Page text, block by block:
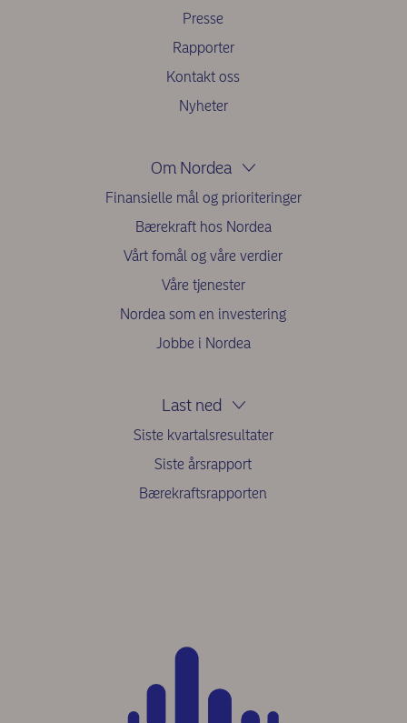
Presse
Rapporter
Kontakt oss
Nyheter
Om Nordea
Finansielle mål og prioriteringer
Bærekraft hos Nordea
Vårt fomål og våre verdier
Våre tjenester
Nordea som en investering
Jobbe i Nordea
Last ned
Siste kvartalsresultater
Siste årsrapport
Bærekraftsrapporten